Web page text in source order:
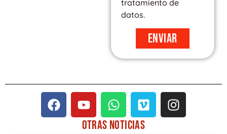
tratamiento de
datos.
Enviar
F
a
Y
o
u
W
h
a
V
i
m
I
n
OTRAS NOTICIAS